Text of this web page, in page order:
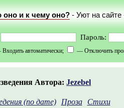
оно и к чему оно?- Уют на сайте
Пароль:
автоматически; — Отключить
Автора: Jezebel
(по дате) Проза Стихи